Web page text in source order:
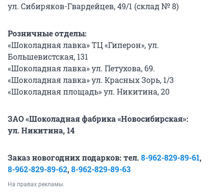
ул. Сибиряков-Гвардейцев, 49/1 (склад № 8)
Розничные отделы:
«Шоколадная лавка» ТЦ «Гиперон», ул.
Большевистская, 131
«Шоколадная лавка» ул. Петухова, 69.
«Шоколадная лавка» ул. Красных Зорь, 1/3
«Шоколадная площадь» ул. Никитина, 20
ЗАО «Шоколадная фабрика «Новосибирская»:
ул. Никитина, 14
Заказ новогодних подарков: тел.8-962-829-89-61,
8-962-829-89-62,8-962-829-89-63
На правах рекламы.